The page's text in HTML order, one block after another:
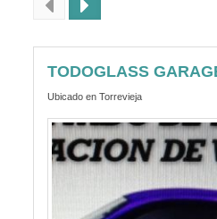
TODOGLASS
Ubicado en Torrevieja